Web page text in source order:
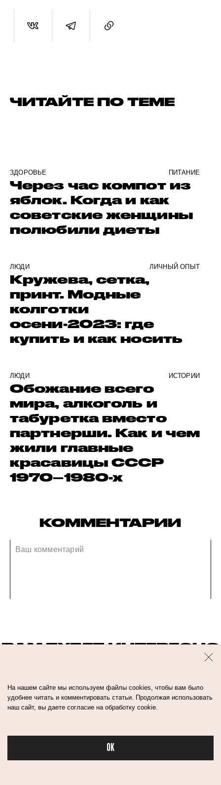
Бьюти в спорте
ЧИТАЙТЕ ПО ТЕМЕ
ЗДОРОВЬЕ ПИТАНИЕ
Через час компот из
яблок. Когда и как
советские женщины
полюбили диеты
ЛЮДИ ЛИЧНЫЙ ОПЫТ
Кружева, сетка,
принт. Модные
колготки
осени-2023: где
купить и как носить
ЛЮДИ ИСТОРИИ
Обожание всего
мира, алкоголь и
табуретка вместо
партнерши. Как и чем
жили главные
красавицы СССР
1970–1980-х
КОММЕНТАРИИ
ВАМ БУДЕТ ИНТЕРЕСНО
На нашем сайте мы используем файлы cookies, чтобы вам было
удобнее читать и комментировать статьи. Продолжая использовать
наш сайт, вы даете согласие на обработку cookie.
OK